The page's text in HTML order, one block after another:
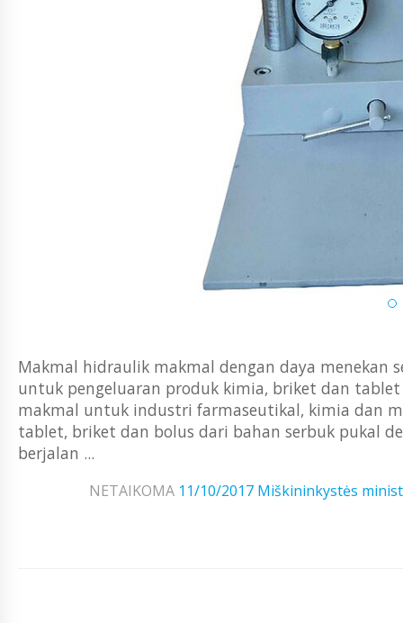
Makmal hidraulik makmal dengan daya menekan
untuk pengeluaran produk kimia, briket dan
makmal untuk industri farmaseutikal, kimia dan
tablet, briket dan bolus dari bahan serbuk pukal
berjalan ...
NETAIKOMA 11/10/2017 Miškininkystės